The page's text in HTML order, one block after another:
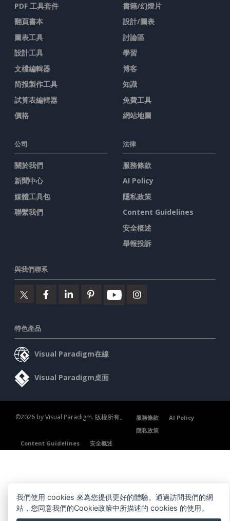
PDF 工具套件
翻頁書本
圖表工具
設計工具
文檔編輯器
简报製作工具
試算表編輯器
價格
書籍/幻燈片
設計/圖表
討論區
學習
博客
知識
免費工具
網站地圖
公司
關於我們
新聞中心
媒體工具包
聯繫我們
法律
服務條款
AI Policy
隱私政策
Content Guidelines
安全概述
舉報投訴
與我們聯系
特色產品
Visual Paradigm在線
Visual Paradigm桌面
©2026 by Visual Paradigm. 版權所有。 服務條款
AI Policy
隱私政策
Content Guidelines
安全概述
我們使用 cookies 來為您提供更好的體驗。通過訪問我們的網
站，您同意我們的Cookie政策中所描述的 cookies 的使用。